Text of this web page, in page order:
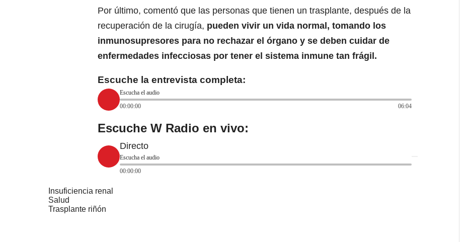
Por último, comentó que las personas que tienen un trasplante, después de la
recuperación de la cirugía, pueden vivir un vida normal, tomando los
inmunosupresores para no rechazar el órgano y se deben cuidar de
enfermedades infecciosas por tener el sistema inmune tan frágil.
Escuche la entrevista completa:
Escucha el audio
00:00:00
06:04
Escuche W Radio en vivo:
Directo
Escucha el audio
00:00:00
Insuficiencia renal
Salud
Trasplante riñón